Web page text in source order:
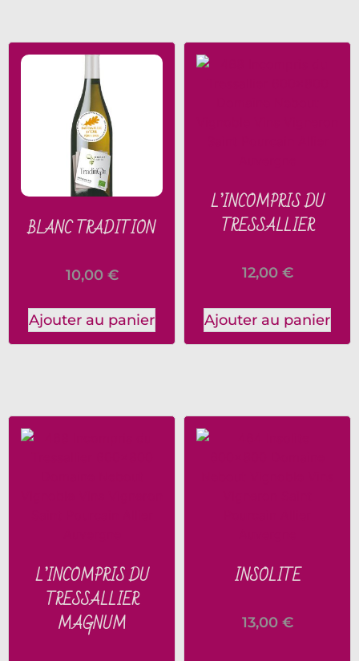
BLANC TRADITION
10,00 €
Ajouter au panier
L’INCOMPRIS DU
TRESSALLIER
12,00 €
Ajouter au panier
L’INCOMPRIS DU
TRESSALLIER
MAGNUM
INSOLITE
13,00 €